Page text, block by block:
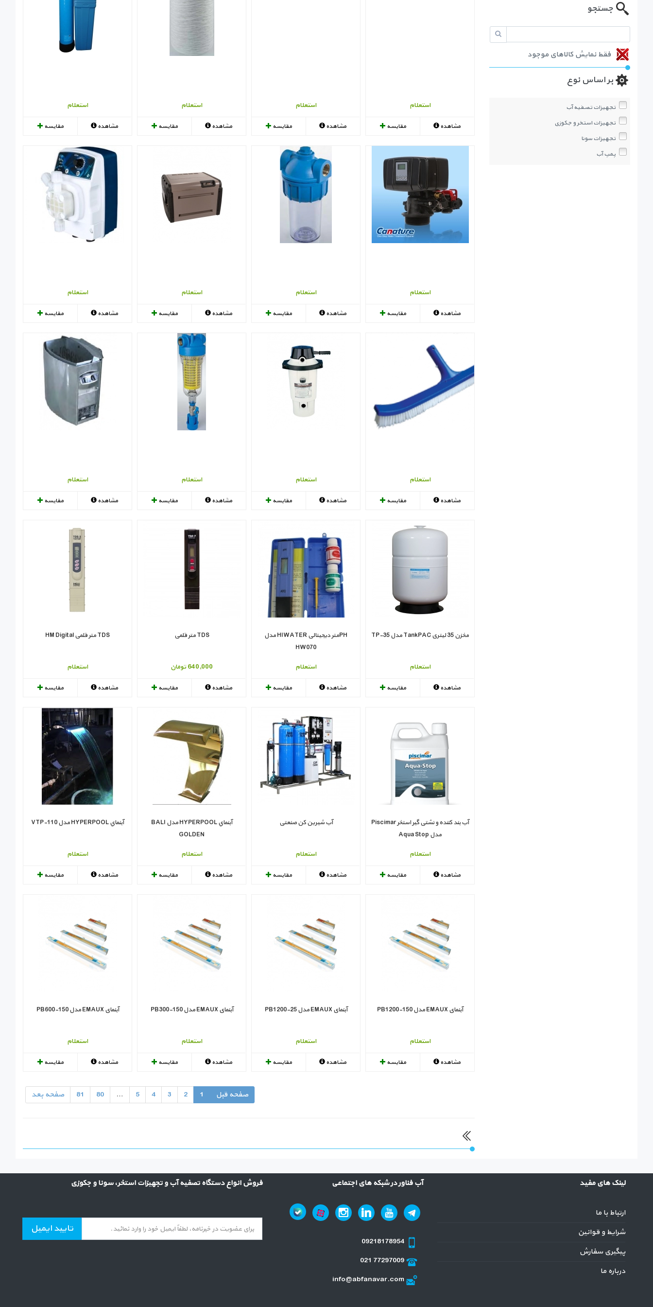
جستجو
فقط نمایش کالاهای موجود
بر اساس نوع
تجهیزات تصفیه آب
تجهیزات استخر و جکوزی
تجهیزات سونا
پمپ آب
استعلام
مقایسه مشاهده
استعلام
مقایسه مشاهده
استعلام
مقایسه مشاهده
استعلام
مقایسه مشاهده
استعلام
مقایسه مشاهده
استعلام
مقایسه مشاهده
استعلام
مقایسه مشاهده
استعلام
مقایسه مشاهده
استعلام
مقایسه مشاهده
استعلام
مقایسه مشاهده
استعلام
مقایسه مشاهده
استعلام
مقایسه مشاهده
مخزن 35 لیتری TankPAC مدل TP-35
استعلام
مقایسه مشاهده
PHمتر دیجیتالی HIWATER مدل
HW070
استعلام
مقایسه مشاهده
TDS متر قلمی
640,000 تومان
مقایسه مشاهده
TDS متر قلمی HM Digital
استعلام
مقایسه مشاهده
آب بند کننده و نشتی گیر استخر Piscimar
مدل Aqua Stop
استعلام
مقایسه مشاهده
آب شیرین کن صنعتی
استعلام
مقایسه مشاهده
آبنماي HYPERPOOL مدل BALI
GOLDEN
استعلام
مقایسه مشاهده
آبنماي HYPERPOOL مدل VTP-110
استعلام
مقایسه مشاهده
آبنمای EMAUX مدل PB1200-150
استعلام
مقایسه مشاهده
آبنمای EMAUX مدل PB1200-25
استعلام
مقایسه مشاهده
آبنمای EMAUX مدل PB300-150
استعلام
مقایسه مشاهده
آبنمای EMAUX مدل PB600-150
استعلام
مقایسه مشاهده
صفحه قبل 1
2
3
4
5
…
80
81 صفحه بعد
لینک های مفید
ارتباط با ما
شرایط و قوانین
پیگیری سفارش
درباره ما
آب فناور در شبکه های اجتماعی
09218178954
021 77297009
info@abfanavar.com
فروش انواع دستگاه تصفیه آب و تجهیزات استخر، سونا و جکوزی
تایید ایمیل